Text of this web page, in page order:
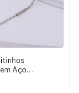
Aço